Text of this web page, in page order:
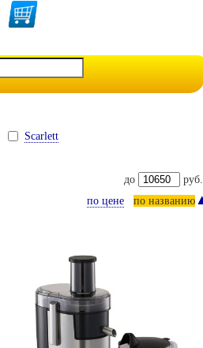
Scarlett
до
руб.
по цене по названию